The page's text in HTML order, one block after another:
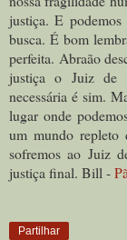
justiça. E
busca. É bom
perfeita. Abraão
justiça o Juiz de
necessária é sim.
lugar onde
um mundo repleto
sofremos ao Juiz
justiça final. Bill -
Partilhar